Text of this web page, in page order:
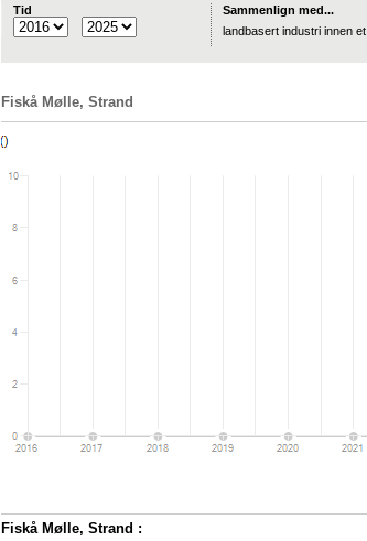
Tid
Sammenlign med...
landbasert industri innen et
Fiskå Mølle, Strand
Fiskå Mølle, Strand :